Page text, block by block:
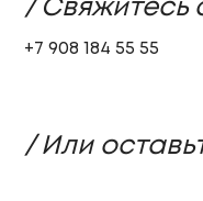
/ Свяжитесь
+7 908 184 55 55
/ Или